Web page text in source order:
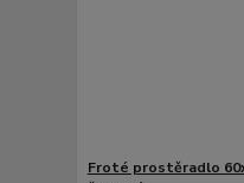
Froté prostěradlo